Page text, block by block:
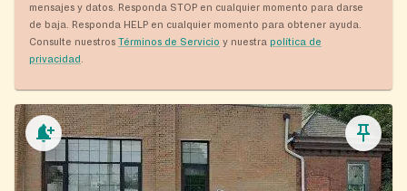
mensajes y datos. Responda STOP en cualquier momento para darse
de baja. Responda HELP en cualquier momento para obtener ayuda.
Consulte nuestros Términos de Servicio y nuestra política de
privacidad